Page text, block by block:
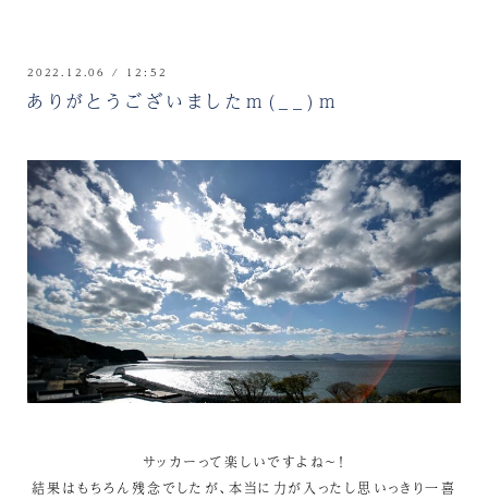
2022.12.06 / 12:52
ありがとうございましたm(__)m
サッカーって楽しいですよね～！
結果はもちろん残念でしたが、本当に力が入ったし思いっきり一喜